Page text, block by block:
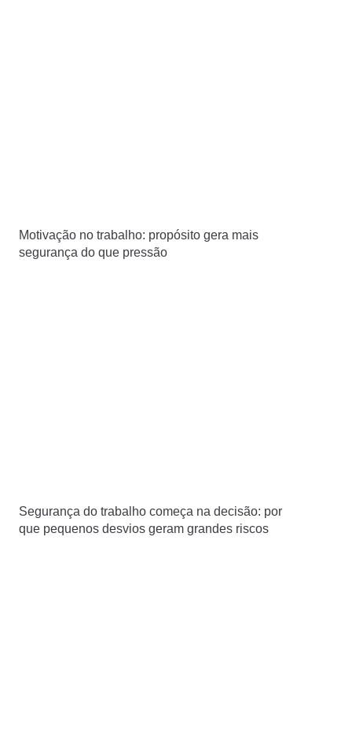
Motivação no trabalho: propósito gera mais
segurança do que pressão
Segurança do trabalho começa na decisão: por
que pequenos desvios geram grandes riscos